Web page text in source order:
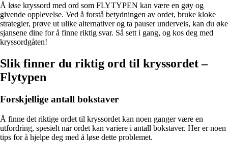
Å løse kryssord med ord som FLYTYPEN kan være en gøy og
givende opplevelse. Ved å forstå betydningen av ordet, bruke kloke
strategier, prøve ut ulike alternativer og ta pauser underveis, kan du øke
sjansene dine for å finne riktig svar. Så sett i gang, og kos deg med
kryssordgåten!
Slik finner du riktig ord til kryssordet –
Flytypen
Forskjellige antall bokstaver
Å finne det riktige ordet til kryssordet kan noen ganger være en
utfordring, spesielt når ordet kan variere i antall bokstaver. Her er noen
tips for å hjelpe deg med å løse dette problemet.